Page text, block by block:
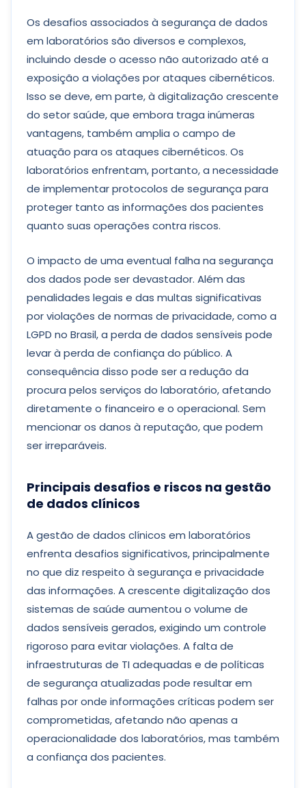
Os desafios associados à segurança de dados
em laboratórios são diversos e complexos,
incluindo desde o acesso não autorizado até a
exposição a violações por ataques cibernéticos.
Isso se deve, em parte, à digitalização crescente
do setor saúde, que embora traga inúmeras
vantagens, também amplia o campo de
atuação para os ataques cibernéticos. Os
laboratórios enfrentam, portanto, a necessidade
de implementar protocolos de segurança para
proteger tanto as informações dos pacientes
quanto suas operações contra riscos.
O impacto de uma eventual falha na segurança
dos dados pode ser devastador. Além das
penalidades legais e das multas significativas
por violações de normas de privacidade, como a
LGPD no Brasil, a perda de dados sensíveis pode
levar à perda de confiança do público. A
consequência disso pode ser a redução da
procura pelos serviços do laboratório, afetando
diretamente o financeiro e o operacional. Sem
mencionar os danos à reputação, que podem
ser irreparáveis.
Principais desafios e riscos na gestão
de dados clínicos
A gestão de dados clínicos em laboratórios
enfrenta desafios significativos, principalmente
no que diz respeito à segurança e privacidade
das informações. A crescente digitalização dos
sistemas de saúde aumentou o volume de
dados sensíveis gerados, exigindo um controle
rigoroso para evitar violações. A falta de
infraestruturas de TI adequadas e de políticas
de segurança atualizadas pode resultar em
falhas por onde informações críticas podem ser
comprometidas, afetando não apenas a
operacionalidade dos laboratórios, mas também
a confiança dos pacientes.